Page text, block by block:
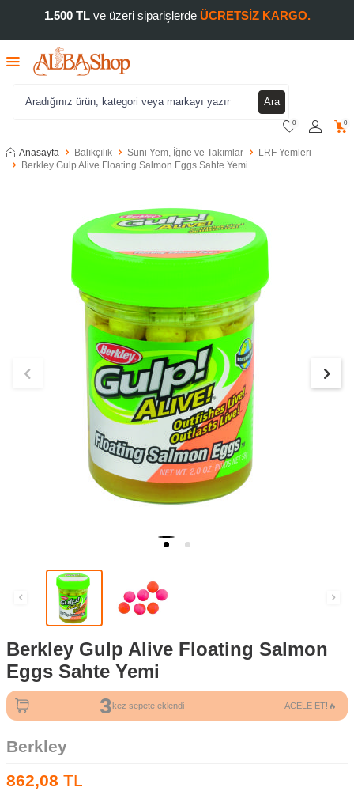
1.500 TLve üzeri siparişlerde ÜCRETSİZ KARGO.
Ara
0 0
Anasayfa Balıkçılık Suni Yem, İğne ve Takımlar
LRF Yemleri
Berkley Gulp Alive Floating Salmon Eggs Sahte Yemi
Berkley Gulp Alive Floating Salmon
Eggs Sahte Yemi
3kez sepete eklendi ACELE ET!🔥
Berkley
862,08 TL